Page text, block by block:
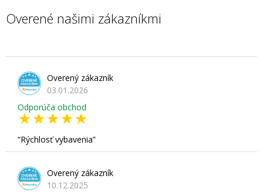
Overené našimi zákazníkmi
Overený zákazník
03.01.2026
Odporúča obchod
Rýchlosť vybavenia
Overený zákazník
10.12.2025